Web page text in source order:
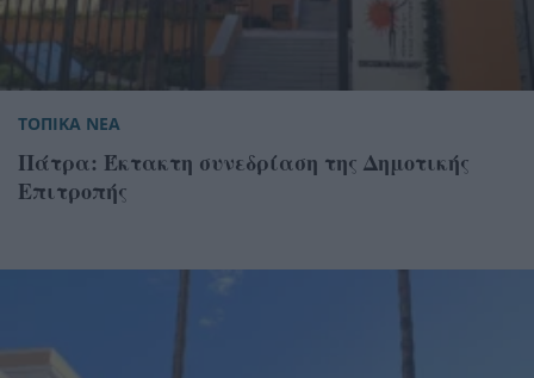
ΤΟΠΙΚΑ ΝΕΑ
Πάτρα: Έκτακτη συνεδρίαση της Δημοτικής
Επιτροπής